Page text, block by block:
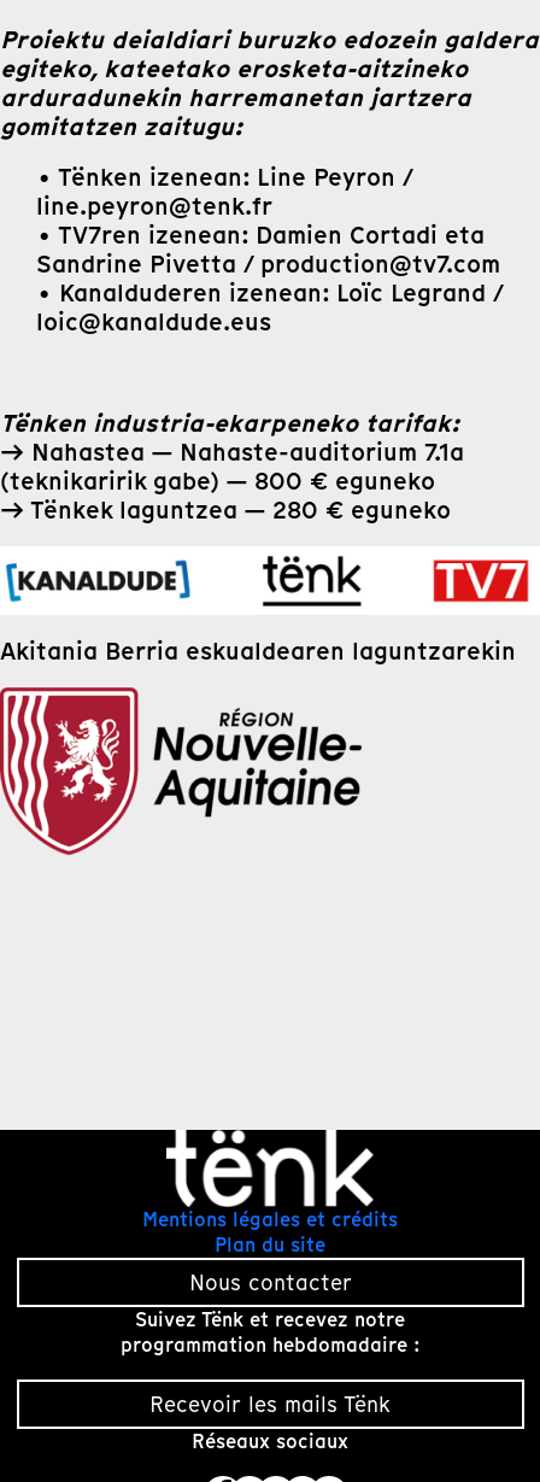
Proiektu deialdiari buruzko edozein galdera
egiteko, kateetako erosketa-aitzineko
arduradunekin harremanetan jartzera
gomitatzen zaitugu:
• Tënken izenean: Line Peyron /
line.peyron@tenk.fr
• TV7ren izenean: Damien Cortadi eta
Sandrine Pivetta / production@tv7.com
• Kanalduderen izenean: Loïc Legrand /
loic@kanaldude.eus
Tënken industria-ekarpeneko tarifak:
→ Nahastea — Nahaste-auditorium 7.1a
(teknikaririk gabe) — 800 € eguneko
→ Tënkek laguntzea — 280 € eguneko
Akitania Berria eskualdearen laguntzarekin
Mentions légales et crédits
Plan du site
Nous contacter
Suivez Tënk et recevez notre
programmation hebdomadaire :
Recevoir les mails Tënk
Réseaux sociaux